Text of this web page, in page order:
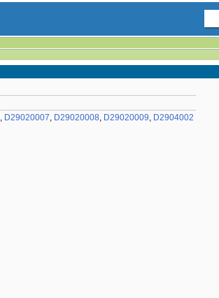
, D29020007, D29020008, D29020009, D2904002